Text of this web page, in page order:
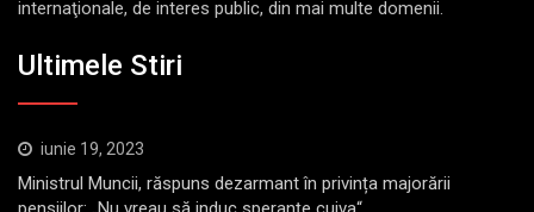
internaţionale, de interes public, din mai multe domenii.
Ultimele Stiri
iunie 19, 2023
Ministrul Muncii, răspuns dezarmant în privința majorării